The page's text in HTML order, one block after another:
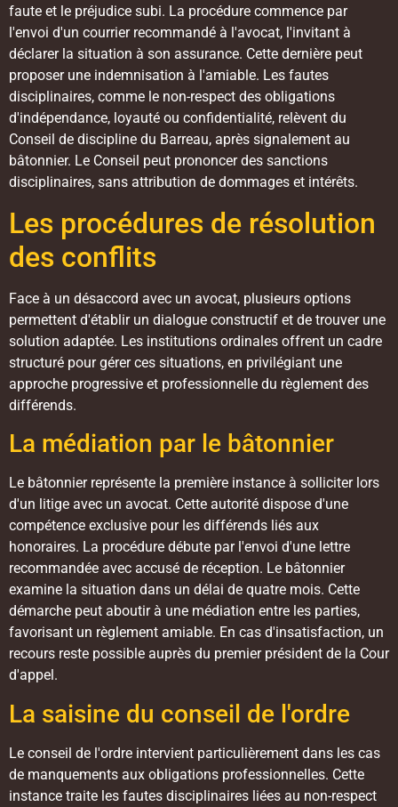
faute et le préjudice subi. La procédure commence par
l'envoi d'un courrier recommandé à l'avocat, l'invitant à
déclarer la situation à son assurance. Cette dernière peut
proposer une indemnisation à l'amiable. Les fautes
disciplinaires, comme le non-respect des obligations
d'indépendance, loyauté ou confidentialité, relèvent du
Conseil de discipline du Barreau, après signalement au
bâtonnier. Le Conseil peut prononcer des sanctions
disciplinaires, sans attribution de dommages et intérêts.
Les procédures de résolution
des conflits
Face à un désaccord avec un avocat, plusieurs options
permettent d'établir un dialogue constructif et de trouver une
solution adaptée. Les institutions ordinales offrent un cadre
structuré pour gérer ces situations, en privilégiant une
approche progressive et professionnelle du règlement des
différends.
La médiation par le bâtonnier
Le bâtonnier représente la première instance à solliciter lors
d'un litige avec un avocat. Cette autorité dispose d'une
compétence exclusive pour les différends liés aux
honoraires. La procédure débute par l'envoi d'une lettre
recommandée avec accusé de réception. Le bâtonnier
examine la situation dans un délai de quatre mois. Cette
démarche peut aboutir à une médiation entre les parties,
favorisant un règlement amiable. En cas d'insatisfaction, un
recours reste possible auprès du premier président de la Cour
d'appel.
La saisine du conseil de l'ordre
Le conseil de l'ordre intervient particulièrement dans les cas
de manquements aux obligations professionnelles. Cette
instance traite les fautes disciplinaires liées au non-respect